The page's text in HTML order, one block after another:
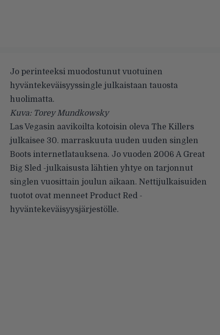
Jo perinteeksi muodostunut vuotuinen
hyväntekeväisyyssingle julkaistaan tauosta
huolimatta.
Kuva: Torey Mundkowsky
Las Vegasin aavikoilta kotoisin oleva The Killers
julkaisee 30. marraskuuta uuden uuden singlen
Boots internetlatauksena. Jo vuoden 2006 A Great
Big Sled -julkaisusta lähtien yhtye on tarjonnut
singlen vuosittain joulun aikaan. Nettijulkaisuiden
tuotot ovat menneet Product Red -
hyväntekeväisyysjärjestölle.